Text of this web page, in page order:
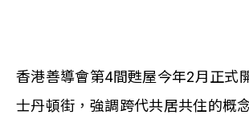
香港善導會第4間甦屋今年2月正式
士丹頓街，強調跨代共居共住的概